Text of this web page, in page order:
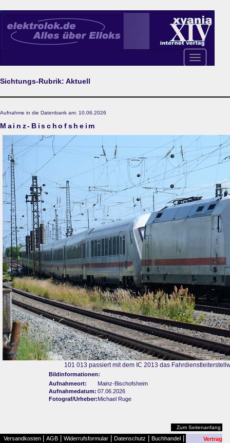
Toggle
navigation
Sichtungs-Rubrik: Aktuell
Aufnahme in die Datenbank am: 10.06.2026
Mainz-Bischofsheim
101 013 passiert mit dem IC 2013 das
Bildinformationen:
Aufnahmeort:
Mainz-Bischofsheim
Aufnahmedatum: 07.06.2026
Fotograf/Urheber:Michael Ruge
Zum Seitenanfang
Versandkosten AGB Widerrufsformular Datenschutz Buchhandel
Vertrag